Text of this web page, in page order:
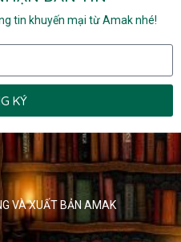
tin khuyến mại từ Amak nhé!
KÝ
VÀ XUẤT BẢN AMAK